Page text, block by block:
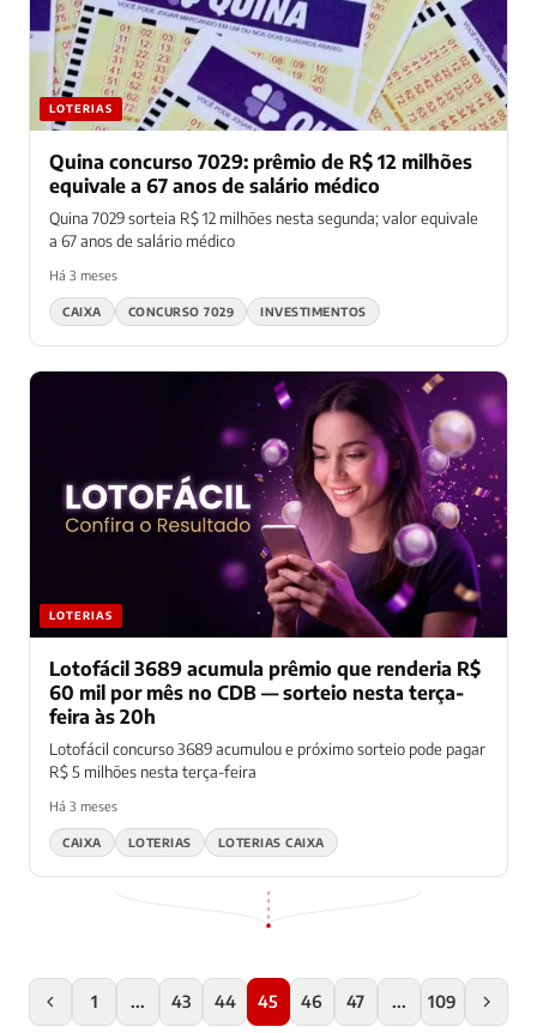
LOTERIAS
Quina concurso 7029: prêmio de R$ 12 milhões
equivale a 67 anos de salário médico
Quina 7029 sorteia R$ 12 milhões nesta segunda; valor equivale
a 67 anos de salário médico
Há 3 meses
CAIXA CONCURSO 7029 INVESTIMENTOS
LOTERIAS
Lotofácil 3689 acumula prêmio que renderia R$
60 mil por mês no CDB — sorteio nesta terça-
feira às 20h
Lotofácil concurso 3689 acumulou e próximo sorteio pode pagar
R$ 5 milhões nesta terça-feira
Há 3 meses
CAIXA LOTERIAS LOTERIAS CAIXA
1 ... 43 44 45 46 47 ... 109